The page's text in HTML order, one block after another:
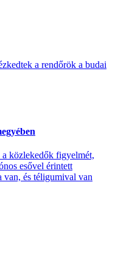
a rendőrök a budai
közlekedők figyelmét,
esővel érintett
van, és téligumival van